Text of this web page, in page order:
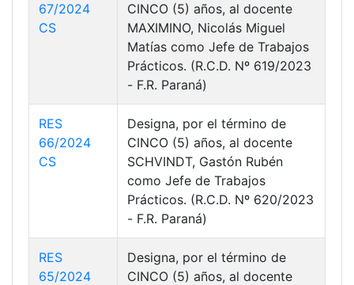
67/2024
CS
CINCO (5) años, al docente
MAXIMINO, Nicolás Miguel
Matías como Jefe de Trabajos
Prácticos. (R.C.D. Nº 619/2023
- F.R. Paraná)
RES
66/2024
CS
Designa, por el término de
CINCO (5) años, al docente
SCHVINDT, Gastón Rubén
como Jefe de Trabajos
Prácticos. (R.C.D. Nº 620/2023
- F.R. Paraná)
RES
65/2024
Designa, por el término de
CINCO (5) años, al docente